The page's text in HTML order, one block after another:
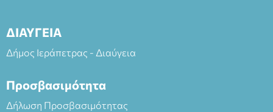
ΔΙΑΥΓΕΙΑ
Δήμος Ιεράπετρας - Διαύγεια
Προσβασιμότητα
Δήλωση Προσβασιμότητας